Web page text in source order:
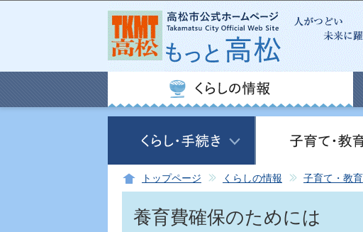
トップページ くらしの情報 子育て・教育
養育費確保のためには